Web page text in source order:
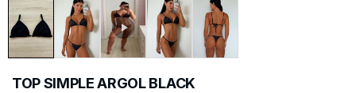
TOP SIMPLE ARGOL BLACK